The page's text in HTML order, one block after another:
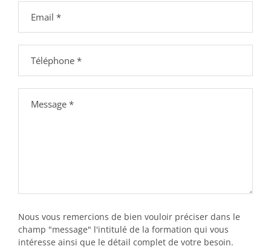
Nous vous remercions de bien vouloir préciser dans le
champ "message" l'intitulé de la formation qui vous
intéresse ainsi que le détail complet de votre besoin.